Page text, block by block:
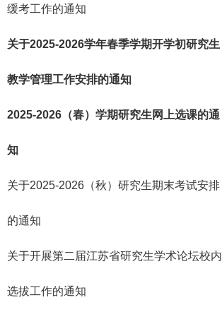
缓考工作的通知
关于2025-2026学年春季学期开学初研究生
教学管理工作安排的通知
2025-2026（春）学期研究生网上选课的通
知
关于2025-2026（秋）研究生期末考试安排
的通知
关于开展第二届江苏省研究生学术论坛校内
选拔工作的通知